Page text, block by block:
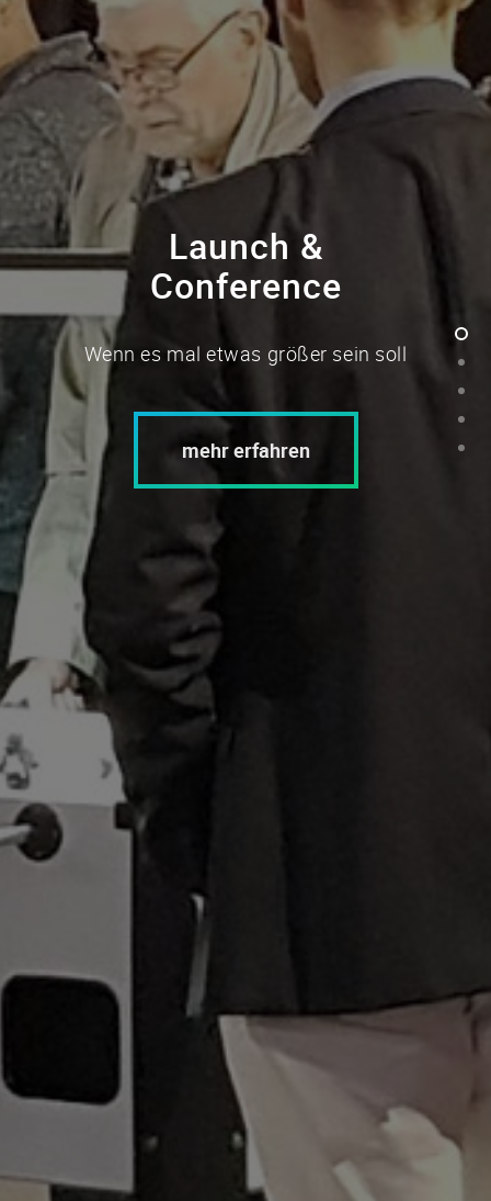
Launch &
Conference
Wenn es mal etwas größer sein soll
mehr erfahren